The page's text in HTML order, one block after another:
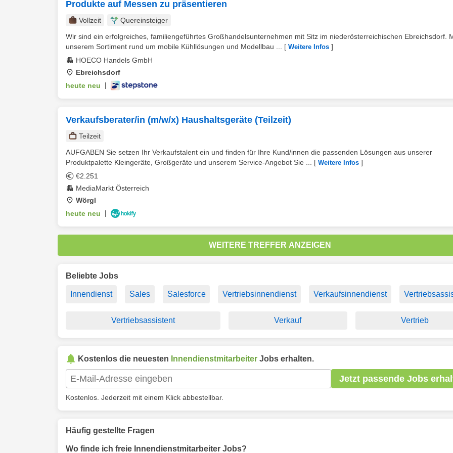
Produkte auf Messen zu präsentieren
Vollzeit
Quereinsteiger
Wir sind ein erfolgreiches, familiengeführtes Großhandelsunternehmen mit Sitz im niederösterreichischen Ebreichsdorf.
unserem Sortiment rund um mobile Kühllösungen und Modellbau ...
[ Weitere Infos ]
HOECO Handels GmbH
Ebreichsdorf
heute neu
Verkaufsberater/in (m/w/x) Haushaltsgeräte (Teilzeit)
Teilzeit
AUFGABEN Sie setzen Ihr Verkaufstalent ein und finden für Ihre Kund/innen die passenden Lösungen aus unserer
Produktpalette Kleingeräte, Großgeräte und unserem Service-Angebot Sie ...
[ Weitere Infos ]
€2.251
MediaMarkt Österreich
Wörgl
heute neu
WEITERE TREFFER ANZEIGEN
Beliebte Jobs
Innendienst Sales Salesforce Vertriebsinnendienst Verkaufsinnendienst
Vertriebsassistent Verkauf Vertrieb
Kostenlos die neuesten Innendienstmitarbeiter Jobs erhalten.
Jetzt passende Jobs
Kostenlos. Jederzeit mit einem Klick abbestellbar.
Häufig gestellte Fragen
Wo finde ich freie Innendienstmitarbeiter Jobs?